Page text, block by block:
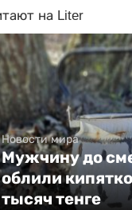
на Liter
Новости мира
Мужчину до
облили
тысяч тенге